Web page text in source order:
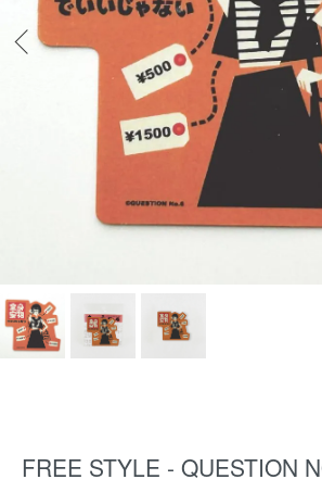
FREE STYLE - QUESTION